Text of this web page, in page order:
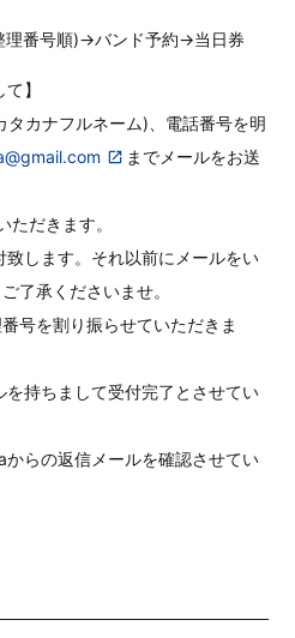
理番号順)→バンド予約→当日券
】
タカナフルネーム)、電話番号を明
までメールをお送
ただきます。
します。それ以前にメールをい
了承くださいませ。
号を割り振らせていただきま
を持ちまして受付完了とさせてい
からの返信メールを確認させてい